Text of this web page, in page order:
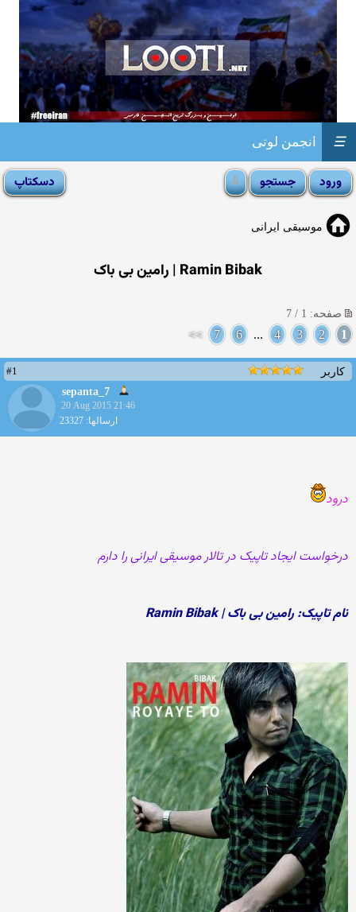
انجمن لوتی ☰
موسیقی ایرانی
Ramin Bibak | رامین بی باک
صفحه: 1 / 7
1
2
3
4
...
6
7
>>
کاربر
#1
sepanta_7
20 Aug 2015 21:46
ارسالها: 23327
درود
درخواست ایجاد تاپیک در تالار موسیقی ایرانی را دارم
نام تاپیک: رامین بی باک | Ramin Bibak